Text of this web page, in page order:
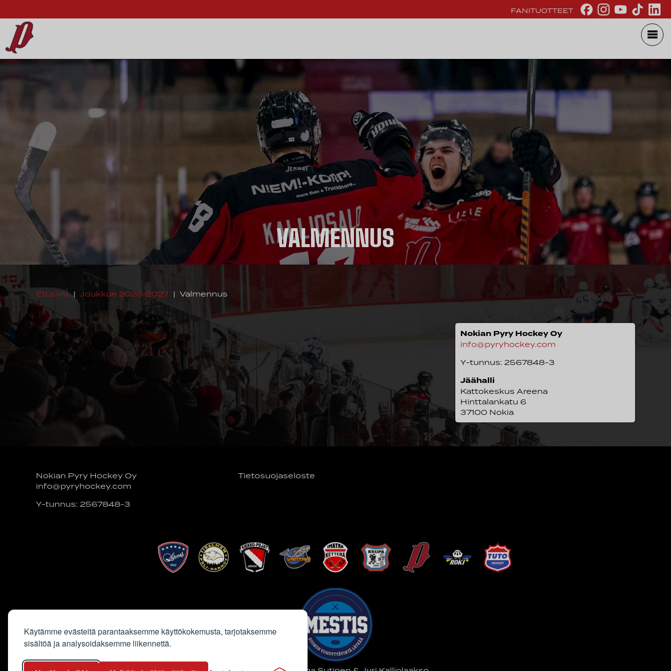
Käytämme evästeitä parantaaksemme käyttökokemusta, tarjotaksemme
sisältöä ja analysoidaksemme liikennettä.
FANITUOTTEET
VALMENNUS
Etusivu | Joukkue 2026-2027 | Valmennus
Nokian Pyry Hockey Oy
info@pyryhockey.com
Y-tunnus: 2567848-3
Jäähalli
Kattokeskus Areena
Hinttalankatu 6
37100 Nokia
Nokian Pyry Hockey Oy
info@pyryhockey.com
Y-tunnus: 2567848-3
Tietosuojaseloste